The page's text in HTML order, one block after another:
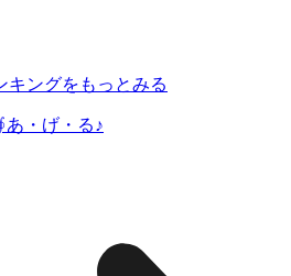
キングをもっとみる
・げ・る♪